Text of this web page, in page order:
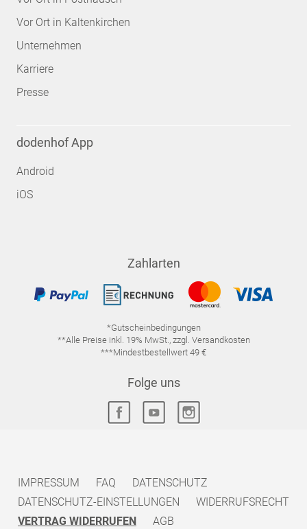
Vor Ort in Kaltenkirchen
Unternehmen
Karriere
Presse
dodenhof App
Android
iOS
Zahlarten
*Gutscheinbedingungen
**Alle Preise inkl. 19% MwSt., zzgl. Versandkosten
***Mindestbestellwert 49 €
Folge uns
IMPRESSUM FAQ
DATENSCHUTZ
DATENSCHUTZ-EINSTELLUNGEN
WIDERRUFSRECHT
VERTRAG WIDERRUFEN
AGB